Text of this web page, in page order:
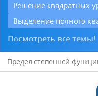
Решение квадратных
Выделение полного
Посмотреть все темы!
Предел степенной